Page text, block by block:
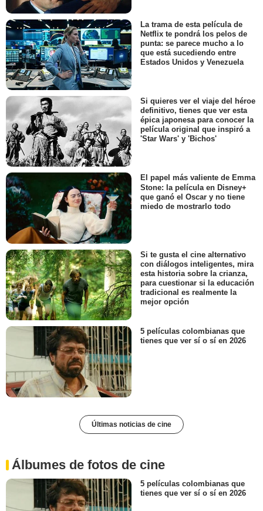
La trama de esta película de
Netflix te pondrá los pelos de
punta: se parece mucho a lo
que está sucediendo entre
Estados Unidos y Venezuela
Si quieres ver el viaje del héroe
definitivo, tienes que ver esta
épica japonesa para conocer la
película original que inspiró a
'Star Wars' y 'Bichos'
El papel más valiente de Emma
Stone: la película en Disney+
que ganó el Oscar y no tiene
miedo de mostrarlo todo
Si te gusta el cine alternativo
con diálogos inteligentes, mira
esta historia sobre la crianza,
para cuestionar si la educación
tradicional es realmente la
mejor opción
5 películas colombianas que
tienes que ver sí o sí en 2026
Últimas noticias de cine
Álbumes de fotos de cine
5 películas colombianas que
tienes que ver sí o sí en 2026